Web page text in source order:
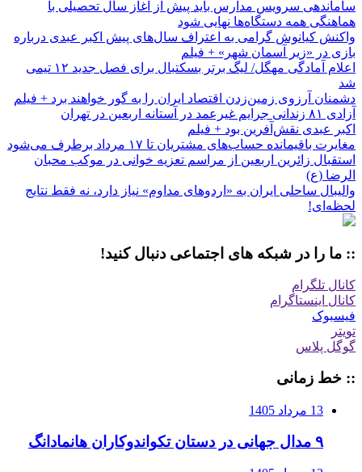
ساماندهی سرویس مدارس باید پیش از آغاز سال تحصیلی با
هماهنگی همه دستگاه‌ها نهایی شود
واکنش کیانوش گرامی به اعتراف سال‌های پیش اکبر عبدی درباره
بازی در «زیر آسمان شهر» + فیلم
اعلام آمادگی مهگل/ لیگ برتر بسکتبال برای فصل جدید ۱۲ تیمی
شد
دشمنان آرزوی زمین‌زدن اقتصاد ایران را به گور خواهند برد + فیلم
آزادی ۸۱ زندانی جرایم غیرعمد در آستانه اربعین در تهران
اکبر عبدی نقش‌آفرین بود + فیلم
مغایرت باقیمانده حساب‌های مشتریان تا ۱۷ مرداد برطرف می‌شود
استقبال زائرین اربعین از مراسم تعزیه خوانی در موکب محبان
الرضا (ع)
والیبال ساحلی ایران به «اردو‌های مداوم» نیاز دارد، نه فقط نتایج
لحظه‌ای!
:: ما را در شبکه های اجتماعی دنبال کنید!
کانال تلگرام
کانال اینستاگرام
فیسبوک
تویتر
گوگل پلاس
:: خط زمانی
13 مرداد 1405
۹ مدال جهانی در دستان تکواندوکاران هانمادانگ